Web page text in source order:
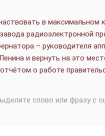
в максимальном
радиоэлектронной
– руководителя
и вернуть на это
о работе
слово или фразу с